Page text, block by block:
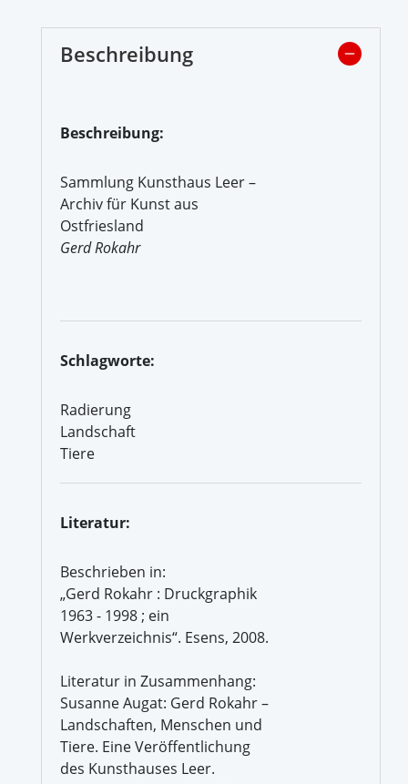
Beschreibung
Beschreibung:
Sammlung Kunsthaus Leer –
Archiv für Kunst aus
Ostfriesland
Gerd Rokahr
Schlagworte:
Radierung
Landschaft
Tiere
Literatur:
Beschrieben in:
„Gerd Rokahr : Druckgraphik
1963 - 1998 ; ein
Werkverzeichnis“. Esens, 2008.
Literatur in Zusammenhang:
Susanne Augat: Gerd Rokahr –
Landschaften, Menschen und
Tiere. Eine Veröffentlichung
des Kunsthauses Leer.